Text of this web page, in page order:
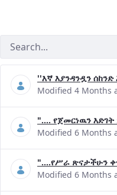
''እኛ እያንዳንዷን
Modified 4 Months
".... የጀመርነዉን
Modified 6 Months
"....የሥራ ጽናታችሁን
Modified 6 Months